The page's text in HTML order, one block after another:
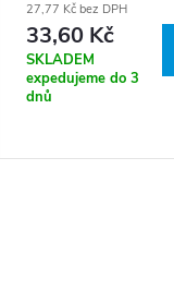
27,77 Kč bez DPH
33,60 Kč
SKLADEM
expedujeme do 3
dnů